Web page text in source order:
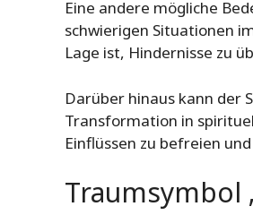
Eine andere mögliche
schwierigen Situationen
Lage ist, Hindernisse zu
Darüber hinaus kann der
Transformation in
Einflüssen zu befreien
Traumsymbol